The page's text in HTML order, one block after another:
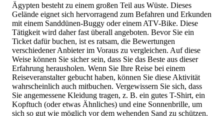
Ägypten besteht zu einem großen Teil aus Wüste. Dieses
Gelände eignet sich hervorragend zum Befahren und Erkunden
mit einem Sanddünen-Buggy oder einem ATV-Bike. Diese
Tätigkeit wird daher fast überall angeboten. Bevor Sie ein
Ticket dafür buchen, ist es ratsam, die Bewertungen
verschiedener Anbieter im Voraus zu vergleichen. Auf diese
Weise können Sie sicher sein, dass Sie das Beste aus dieser
Erfahrung herausholen. Wenn Sie Ihre Reise bei einem
Reiseveranstalter gebucht haben, können Sie diese Aktivität
wahrscheinlich auch mitbuchen. Vergewissern Sie sich, dass
Sie angemessene Kleidung tragen, z. B. ein gutes T-Shirt, ein
Kopftuch (oder etwas Ähnliches) und eine Sonnenbrille, um
sich so gut wie möglich vor dem wehenden Sand zu schützen.